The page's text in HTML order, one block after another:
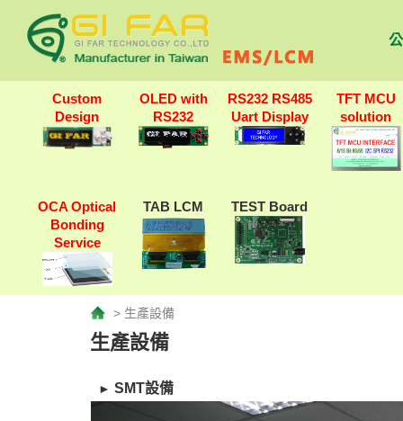
Custom
Design
OLED with
RS232
RS232 RS485
Uart Display
TFT MCU
solution
OCA Optical
Bonding
Service
TAB LCM TEST Board
> 生產設備
生產設備
►​ SMT設備